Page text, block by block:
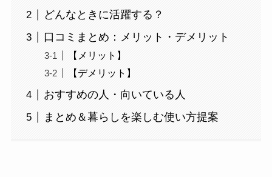
どんなときに活躍する？
口コミまとめ：メリット・デメリット
【メリット】
【デメリット】
おすすめの人・向いている人
まとめ＆暮らしを楽しむ使い方提案